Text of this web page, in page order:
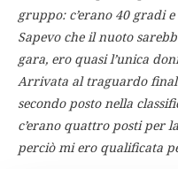
gruppo: c’erano 40 gradi
Sapevo che il nuoto
gara, ero quasi l’unica
Arrivata al traguardo
secondo posto nella
c’erano quattro posti per
perciò mi ero qualificata